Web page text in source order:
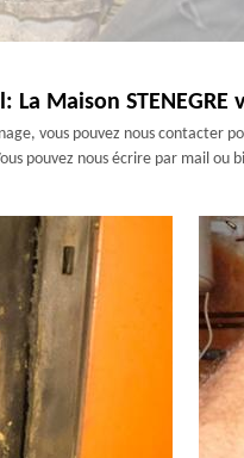
La Maison
vous pouvez nous
pouvez nous écrire par mail ou